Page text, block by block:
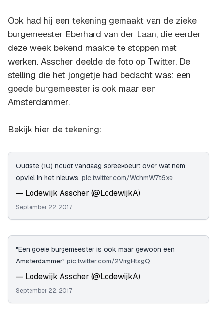
Ook had hij een tekening gemaakt van de zieke
burgemeester Eberhard van der Laan, die eerder
deze week bekend maakte te stoppen met
werken. Asscher deelde de foto op Twitter. De
stelling die het jongetje had bedacht was: een
goede burgemeester is ook maar een
Amsterdammer.
Bekijk hier de tekening:
Oudste (10) houdt vandaag spreekbeurt over wat hem
opviel in het nieuws. pic.twitter.com/WchmW7t6xe
— Lodewijk Asscher (@LodewijkA)
September 22, 2017
"Een goeie burgemeester is ook maar gewoon een
Amsterdammer" pic.twitter.com/2VrrgHtsgQ
— Lodewijk Asscher (@LodewijkA)
September 22, 2017